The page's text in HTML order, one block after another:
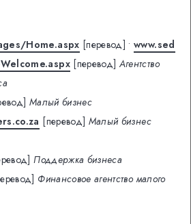
Home.aspx [перевод] •www.sed
[перевод] Агентство
Малый бизнес
[перевод] Малый бизнес
Поддержка бизнеса
Финансовое агентство малого